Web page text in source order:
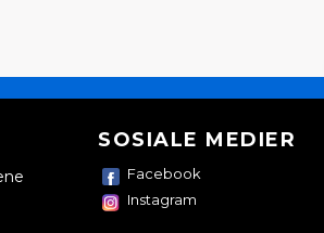
SOSIALE MEDIER
Facebook
Instagram